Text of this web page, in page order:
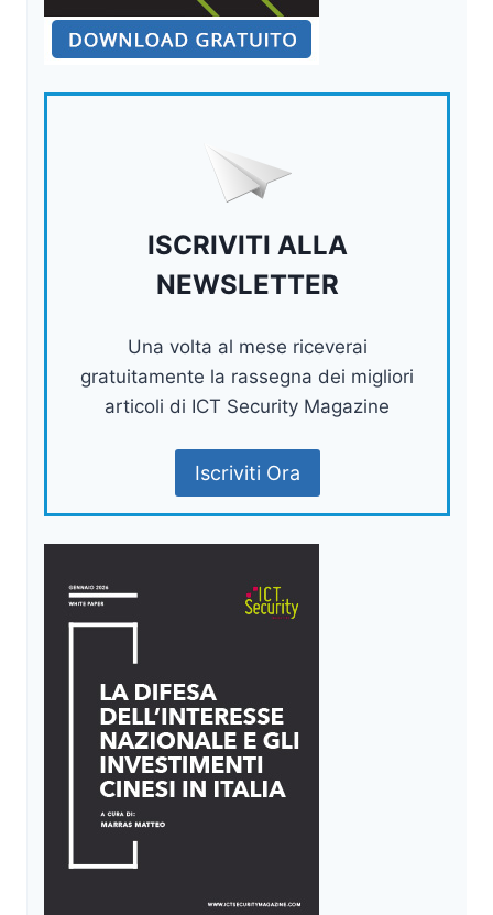
ISCRIVITI ALLA
NEWSLETTER
Una volta al mese riceverai
gratuitamente la rassegna dei migliori
articoli di ICT Security Magazine
Iscriviti Ora